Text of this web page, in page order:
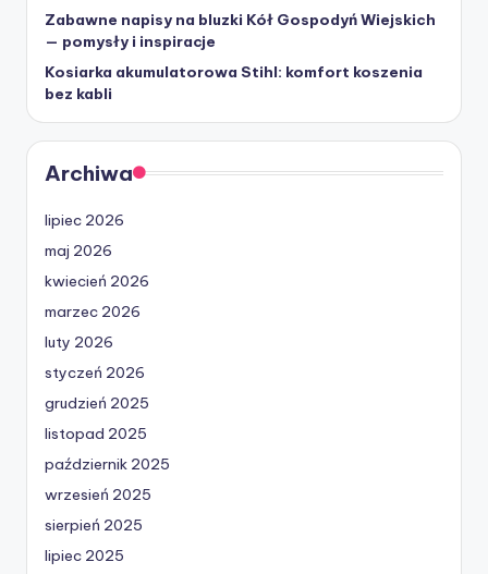
Zabawne napisy na bluzki Kół Gospodyń Wiejskich
— pomysły i inspiracje
Kosiarka akumulatorowa Stihl: komfort koszenia
bez kabli
Archiwa
lipiec 2026
maj 2026
kwiecień 2026
marzec 2026
luty 2026
styczeń 2026
grudzień 2025
listopad 2025
październik 2025
wrzesień 2025
sierpień 2025
lipiec 2025